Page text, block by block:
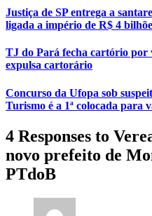
Justiça de SP entrega a
ligada a império de R$ 4
TJ do Pará fecha cartório por
expulsa cartorário
Concurso da Ufopa sob
Turismo é a 1ª colocada para
4 Responses to
novo prefeito de
PTdoB